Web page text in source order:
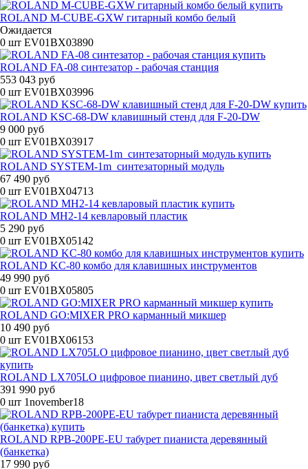
ROLAND M-CUBE-GXW гитарный комбо белый
Ожидается
0 шт EV01BX03890
ROLAND FA-08 синтезатор - рабочая станция
553 043 руб
0 шт EV01BX03996
ROLAND KSC-68-DW клавишный стенд для F-20-DW
9 000 руб
0 шт EV01BX03917
ROLAND SYSTEM-1m синтезаторный модуль
67 490 руб
0 шт EV01BX04713
ROLAND MH2-14 кевларовый пластик
5 290 руб
0 шт EV01BX05142
ROLAND KC-80 комбо для клавишных инструментов
49 990 руб
0 шт EV01BX05805
ROLAND GO:MIXER PRO карманный микшер
10 490 руб
0 шт EV01BX06153
ROLAND LX705LO цифровое пианино, цвет светлый дуб
391 990 руб
0 шт 1november18
ROLAND RPB-200PE-EU табурет пианиста деревянный
(банкетка)
17 990 руб